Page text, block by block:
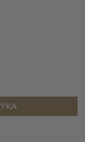
metalowy w stylu